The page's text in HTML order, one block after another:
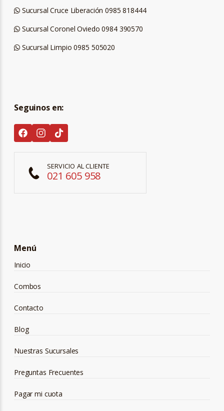
Sucursal Cruce Liberación 0985 818444
Sucursal Coronel Oviedo 0984 390570
Sucursal Limpio 0985 505020
Seguinos en:
SERVICIO AL CLIENTE
021 605 958
Menú
Inicio
Combos
Contacto
Blog
Nuestras Sucursales
Preguntas Frecuentes
Pagar mi cuota